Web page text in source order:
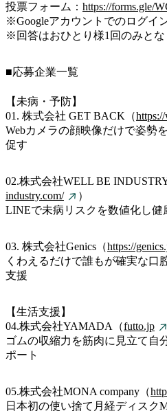
投票フォーム： https://forms.gle/
※Googleアカウントでのログイ
※回答はおひとり様1回のみとな
■応募企業一覧
【未病・予防】
01. 株式会社 GET BACK（
Webカメラの顔映像だけで姿勢
促す
02.株式会社WELL BE
industry.com/
）
LINEで未病リスクを数値化し健
03. 株式会社Genics（https://
くわえるだけで誰もが確実な口
支援
【生活支援】
04.株式会社YAMADA（futto.jp
ゴムの収縮力を筋肉に見立て自
ポート
05.株式会社MONA company（
日本初の使い捨て月経ディスク